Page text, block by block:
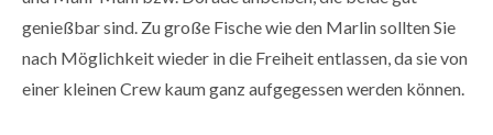
genießbar sind. Zu große Fische wie den Marlin sollten Sie
nach Möglichkeit wieder in die Freiheit entlassen, da sie von
einer kleinen Crew kaum ganz aufgegessen werden können.